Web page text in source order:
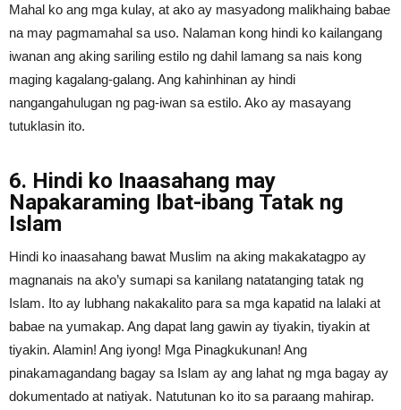
Mahal ko ang mga kulay, at ako ay masyadong malikhaing babae
na may pagmamahal sa uso. Nalaman kong hindi ko kailangang
iwanan ang aking sariling estilo ng dahil lamang sa nais kong
maging kagalang-galang. Ang kahinhinan ay hindi
nangangahulugan ng pag-iwan sa estilo. Ako ay masayang
tutuklasin ito.
6. Hindi ko Inaasahang may
Napakaraming Ibat-ibang Tatak ng
Islam
Hindi ko inaasahang bawat Muslim na aking makakatagpo ay
magnanais na ako’y sumapi sa kanilang natatanging tatak ng
Islam. Ito ay lubhang nakakalito para sa mga kapatid na lalaki at
babae na yumakap. Ang dapat lang gawin ay tiyakin, tiyakin at
tiyakin. Alamin! Ang iyong! Mga Pinagkukunan! Ang
pinakamagandang bagay sa Islam ay ang lahat ng mga bagay ay
dokumentado at natiyak. Natutunan ko ito sa paraang mahirap.